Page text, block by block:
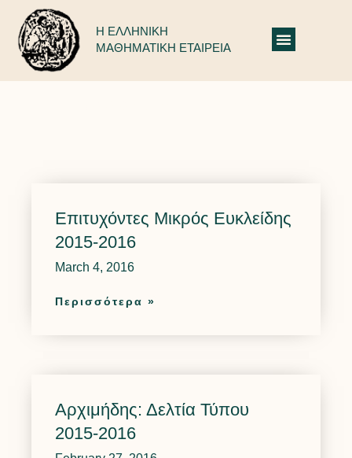
Η ΕΛΛΗΝΙΚΗ
ΜΑΘΗΜΑΤΙΚΗ ΕΤΑΙΡΕΙΑ
Επιτυχόντες Μικρός Ευκλείδης
2015-2016
March 4, 2016
Περισσότερα »
Αρχιμήδης: Δελτία Τύπου
2015-2016